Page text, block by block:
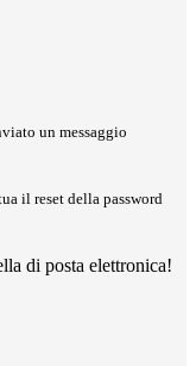
un messaggio
il reset della password
di posta elettronica!